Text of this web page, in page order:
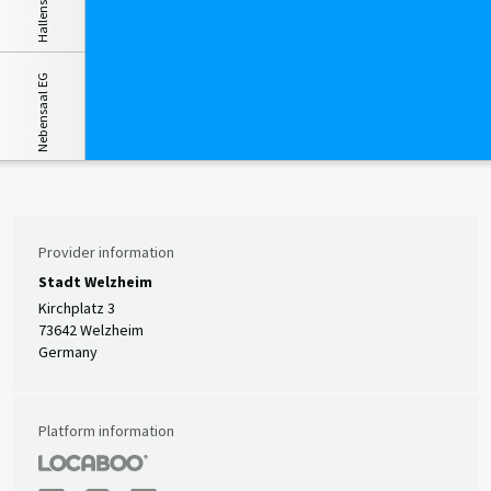
Nebensaal EG
Provider information
Stadt Welzheim
Kirchplatz 3
73642 Welzheim
Germany
Platform information